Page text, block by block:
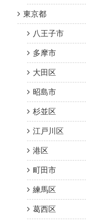
東京都
八王子市
多摩市
大田区
昭島市
杉並区
江戸川区
港区
町田市
練馬区
葛西区